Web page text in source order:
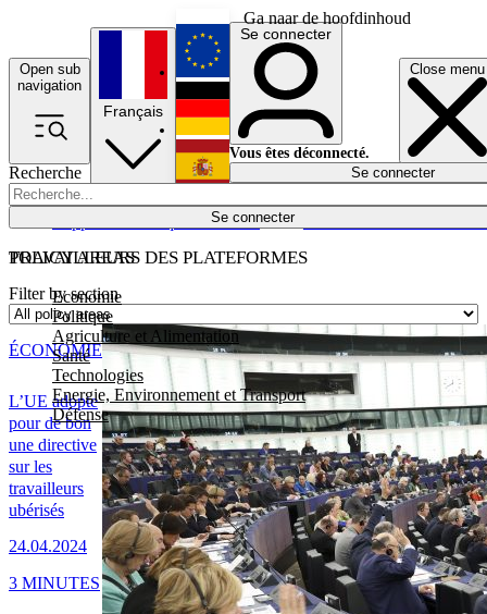
Ga naar de hoofdinhoud
Open sub
navigation
Close menu
Recherche
Se connecter
POLICY AREAS
Economie
Politique
Agriculture et Alimentation
Santé
Technologies
Energie, Environnement et Transport
Défense
Économie
Français
English
Deutsch
Español
Se connecter
Vous êtes déconnecté.
Se connecter
TRAVAILLEURS DES PLATEFORMES
Filter by section
L’UE adopte
pour de bon
une directive
sur les
travailleurs
ubérisés
24.04.2024
ÉCONOMIE
3 MINUTES